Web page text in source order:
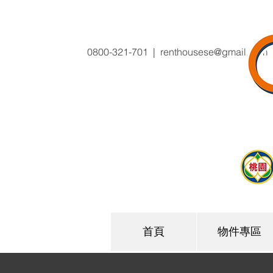
0800-321-701 | renthousese@gmail.com
首頁 物件專區